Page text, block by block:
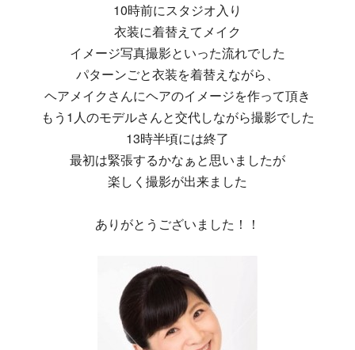
10時前にスタジオ入り
衣装に着替えてメイク
イメージ写真撮影といった流れでした
パターンごと衣装を着替えながら、
ヘアメイクさんにヘアのイメージを作って頂き
もう1人のモデルさんと交代しながら撮影でした
13時半頃には終了
最初は緊張するかなぁと思いましたが
楽しく撮影が出来ました
ありがとうございました！！